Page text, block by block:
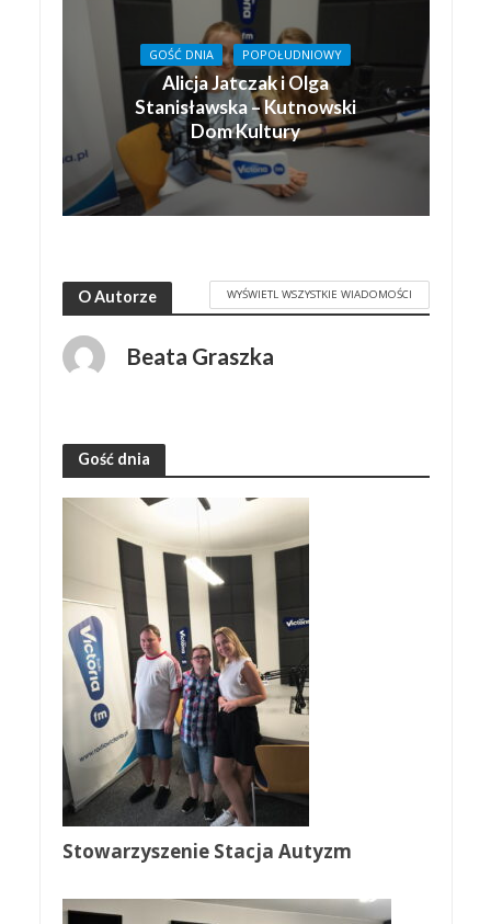
GOŚĆ DNIA POPOŁUDNIOWY
Alicja Jatczak i Olga
Stanisławska – Kutnowski
Dom Kultury
O Autorze WYŚWIETL WSZYSTKIE WIADOMOŚCI
Beata Graszka
Gość dnia
Stowarzyszenie Stacja Autyzm